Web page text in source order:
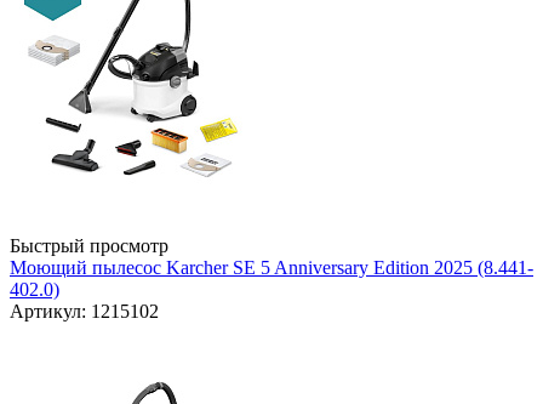
Быстрый просмотр
Моющий пылесос Karcher SE 5 Anniversary Edition 2025 (8.441-
402.0)
Артикул: 1215102